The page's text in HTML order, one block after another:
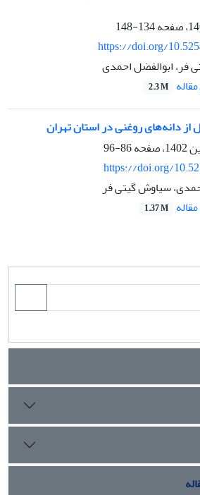
134-148
https://doi.org/
فر، ابوالفضل احمدی
2.3 M
از دانه‌‌های روغنی در استان تهران
86-96
https://doi.org/
سیاوش گیتی فر
1.37 M